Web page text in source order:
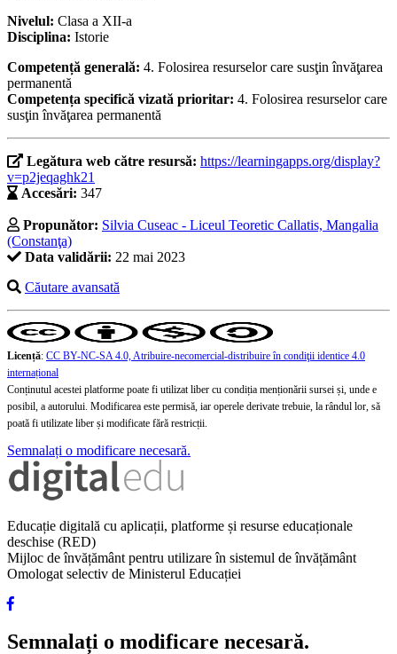
Nivelul: Clasa a XII-a
Disciplina: Istorie
Competență generală: 4. Folosirea resurselor care susţin învăţarea
permanentă
Competența specifică vizată prioritar: 4. Folosirea resurselor care
susţin învăţarea permanentă
Legătura web către resursă: https://learningapps.org/display?
v=p2jeqaghk21
Accesări: 347
Propunător: Silvia Cuseac - Liceul Teoretic Callatis, Mangalia
(Constanţa)
Data validării: 22 mai 2023
Căutare avansată
Licență: CC BY-NC-SA 4.0, Atribuire-necomercial-distribuire în condiţii identice 4.0
internațional
Conținutul acestei platforme poate fi utilizat liber cu condiția menționării sursei și, unde e
posibil, a autorului. Modificarea este permisă, iar operele derivate trebuie, la rândul lor, să
poată fi utilizate liber și modificate fără restricții.
Semnalați o modificare necesară.
Educație digitală cu aplicații, platforme și resurse educaționale
deschise (RED)
Mijloc de învățământ pentru utilizare în sistemul de învățământ
Omologat selectiv de Ministerul Educației
Semnalați o modificare necesară.